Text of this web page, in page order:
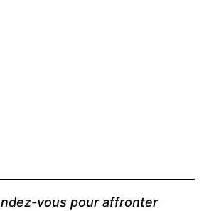
vous pour affronter